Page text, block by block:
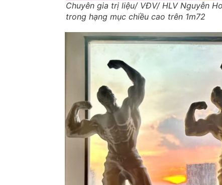
Chuyên gia trị liệu/ VĐV/ HLV Nguyễn
trong hạng mục chiều cao trên 1m72